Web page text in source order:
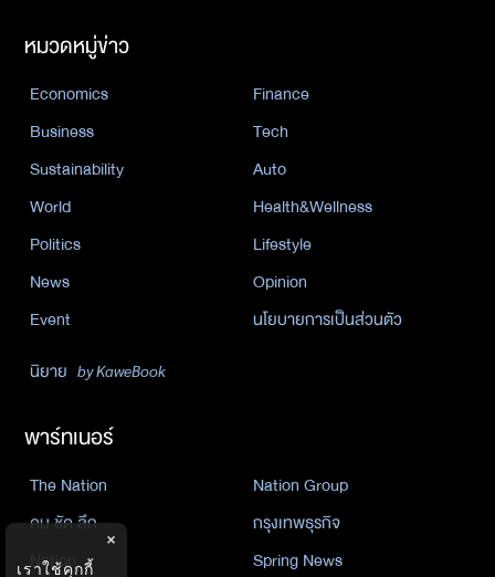
หมวดหมู่ข่าว
Economics
Finance
Business
Tech
Sustainability
Auto
World
Health&Wellness
Politics
Lifestyle
News
Opinion
Event
นโยบายการเป็นส่วนตัว
นิยาย by KaweBook
พาร์ทเนอร์
The Nation
Nation Group
คม ชัด ลึก
กรุงเทพธุรกิจ
Nation
Spring News
×
เราใช้คุกกี้